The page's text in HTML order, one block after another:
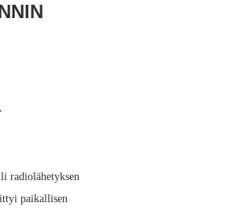
radiolähetyksen
paikallisen